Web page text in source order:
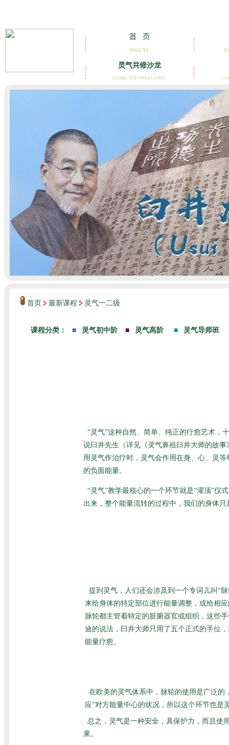
首页 最新课程 灵气一二级
“灵气”这种自然、简单、纯正的疗愈艺术，
说臼井先生（详见《灵气鼻祖臼井大师的故事
用灵气作治疗时，灵气会作用在身、心、灵
的负面能量。
“灵气”教学最核心的一个环节就是“灌顶”仪
出来，整个能量流转的过程中，我们的身体
提到灵气，人们还会涉及到一个专词儿叫“
来给身体的特定部位进行能量调整，或给相
脉轮都主管着特定的脏腑器官或组织，这些
迪的说法，臼井大师只用了五个正式的手位
能量疗愈。
在欧美的灵气体系中，脉轮的使用是广泛的
应”对方能量中心的状况，所以这个环节也
总之，灵气是一种安全，具保护力，而且使
果。